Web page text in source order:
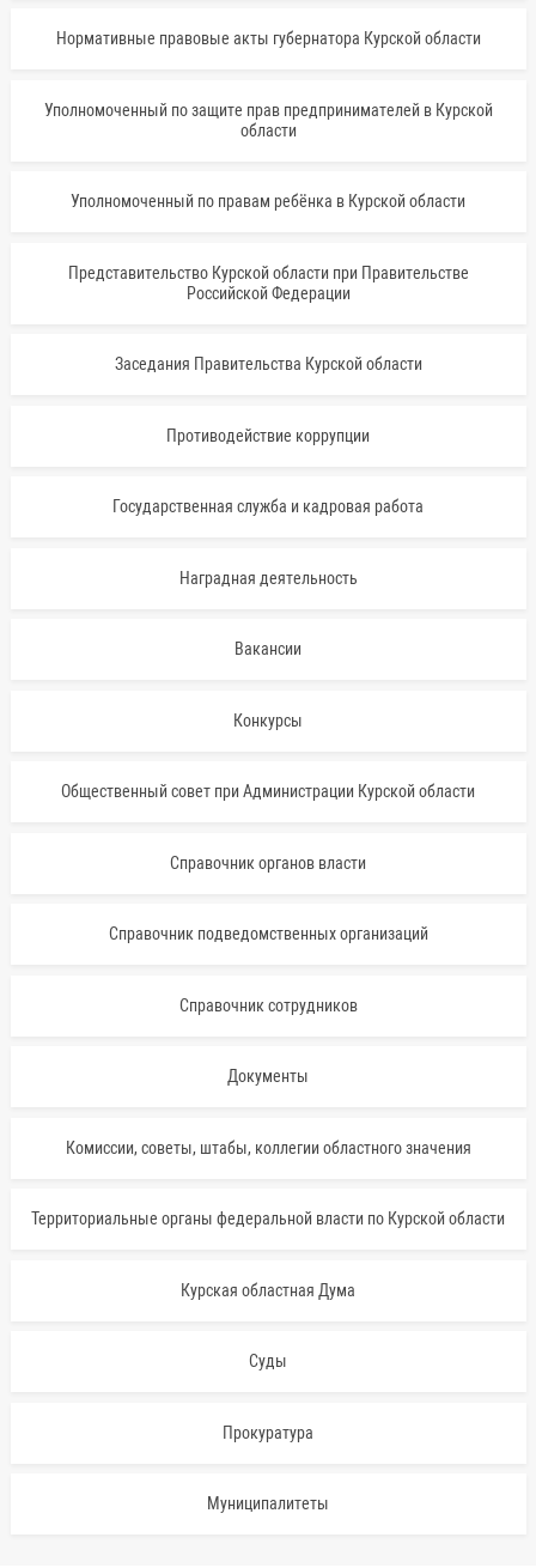
Нормативные правовые акты губернатора Курской области
Уполномоченный по защите прав предпринимателей в Курской
области
Уполномоченный по правам ребёнка в Курской области
Представительство Курской области при Правительстве
Российской Федерации
Заседания Правительства Курской области
Противодействие коррупции
Государственная служба и кадровая работа
Наградная деятельность
Вакансии
Конкурсы
Общественный совет при Администрации Курской области
Справочник органов власти
Справочник подведомственных организаций
Справочник сотрудников
Документы
Комиссии, советы, штабы, коллегии областного значения
Территориальные органы федеральной власти по Курской области
Курская областная Дума
Суды
Прокуратура
Муниципалитеты